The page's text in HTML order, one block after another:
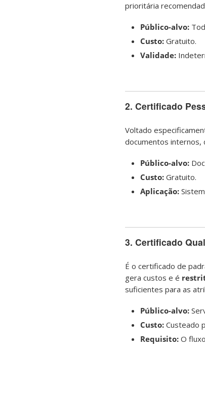
prioritária
Público-alvo:
Custo: Gratuito.
Validade:
2. Certificado
Voltado
documentos internos,
Público-alvo:
Custo: Gratuito.
Aplicação:
3. Certificado
É o certificado de
gera custos e é
suficientes para as
Público-alvo:
Custo: Custeado
Requisito: O